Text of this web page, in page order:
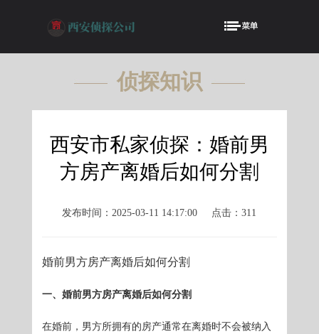
侦探知识
KNOWLEDGE
西安市私家侦探：婚前男
方房产离婚后如何分割
发布时间：2025-03-11 14:17:00 点击：311
婚前男方房产离婚后如何分割
一、婚前男方房产离婚后如何分割
在婚前，男方所拥有的房产通常在离婚时不会被纳入